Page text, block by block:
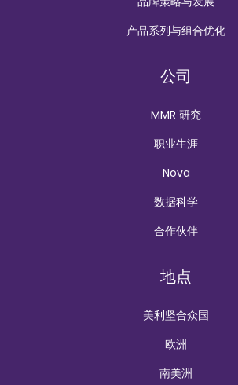
产品系列与组合优化
公司
MMR 研究
职业生涯
Nova
数据科学
合作伙伴
地点
美利坚合众国
欧洲
南美洲